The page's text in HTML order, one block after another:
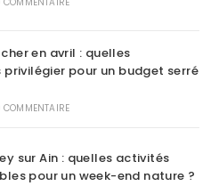
en avril : quelles
pour un budget serré
COMMENTAIRE
sur Ain : quelles activités
pour un week-end nature ?